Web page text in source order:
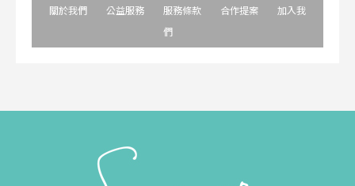
關於我們 公益服務 服務條款 合作提案
加入我
們